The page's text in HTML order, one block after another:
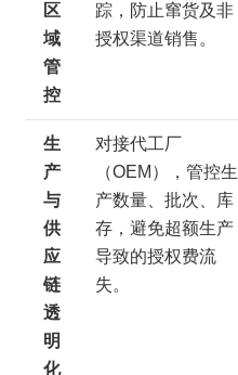
区
域
管
控
踪，防止窜货及非
授权渠道销售。
生
产
与
供
应
链
透
明
化
对接代工厂
（OEM），管控生
产数量、批次、库
存，避免超额生产
导致的授权费流
失。